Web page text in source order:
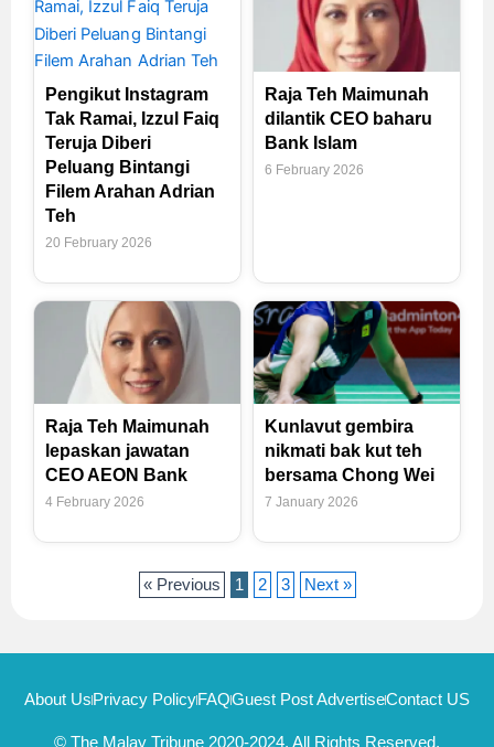
Pengikut Instagram
Tak Ramai, Izzul Faiq
Teruja Diberi
Peluang Bintangi
Filem Arahan Adrian
Teh
20 February 2026
Raja Teh Maimunah
dilantik CEO baharu
Bank Islam
6 February 2026
Raja Teh Maimunah
lepaskan jawatan
CEO AEON Bank
4 February 2026
Kunlavut gembira
nikmati bak kut teh
bersama Chong Wei
7 January 2026
« Previous 1 2 3 Next »
About Us Privacy PolicyFAQGuest Post AdvertiseContact US
© The Malay Tribune 2020-2024, All Rights Reserved.